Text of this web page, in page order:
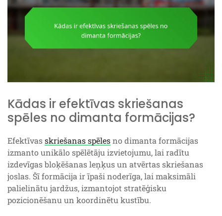
Kādas ir efektīvas skriešanas
spēles no dimanta formācijas?
Efektīvasskriešanas spēlesno dimanta formācijas
izmanto unikālo spēlētāju izvietojumu, lai radītu
izdevīgas bloķēšanas leņķus un atvērtas skriešanas
joslas. Šī formācija ir īpaši noderīga, lai maksimāli
palielinātu jardžus, izmantojot stratēģisku
pozicionēšanu un koordinētu kustību.